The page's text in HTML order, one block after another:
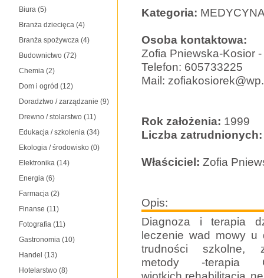
Biura (5)
Branża dziecięca (4)
Branża spożywcza (4)
Budownictwo (72)
Chemia (2)
Dom i ogród (12)
Doradztwo / zarządzanie (9)
Drewno / stolarstwo (11)
Edukacja / szkolenia (34)
Ekologia / środowisko (0)
Elektronika (14)
Energia (6)
Farmacja (2)
Finanse (11)
Fotografia (11)
Gastronomia (10)
Handel (13)
Hotelarstwo (8)
Kategoria:
Osoba kontaktowa:
Zofia Pniewska-Kosior
Telefon: 605733225
Mail:
Rok założenia: 1999
Liczba zatrudnionych:
Właściciel: Zofia
Opis:
Diagnoza i terapia
leczenie wad mowy u
trudności szkolne,
metody -terapia